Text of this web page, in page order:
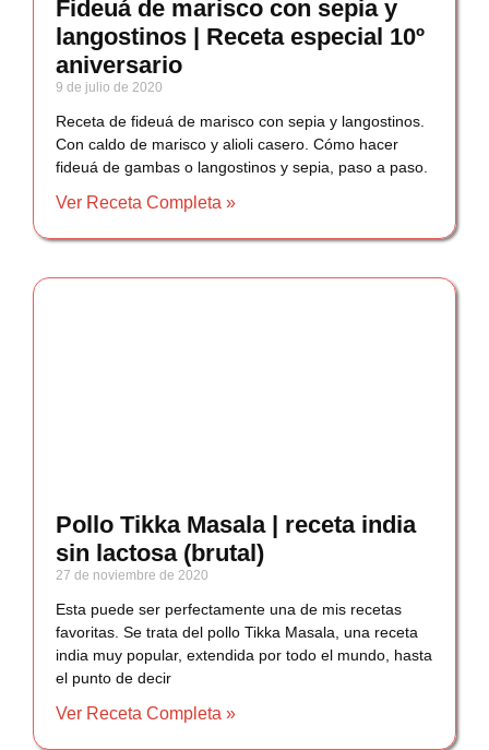
Fideuá de marisco con sepia y
langostinos | Receta especial 10º
aniversario
9 de julio de 2020
Receta de fideuá de marisco con sepia y langostinos.
Con caldo de marisco y alioli casero. Cómo hacer
fideuá de gambas o langostinos y sepia, paso a paso.
Ver Receta Completa »
Pollo Tikka Masala | receta india
sin lactosa (brutal)
27 de noviembre de 2020
Esta puede ser perfectamente una de mis recetas
favoritas. Se trata del pollo Tikka Masala, una receta
india muy popular, extendida por todo el mundo, hasta
el punto de decir
Ver Receta Completa »